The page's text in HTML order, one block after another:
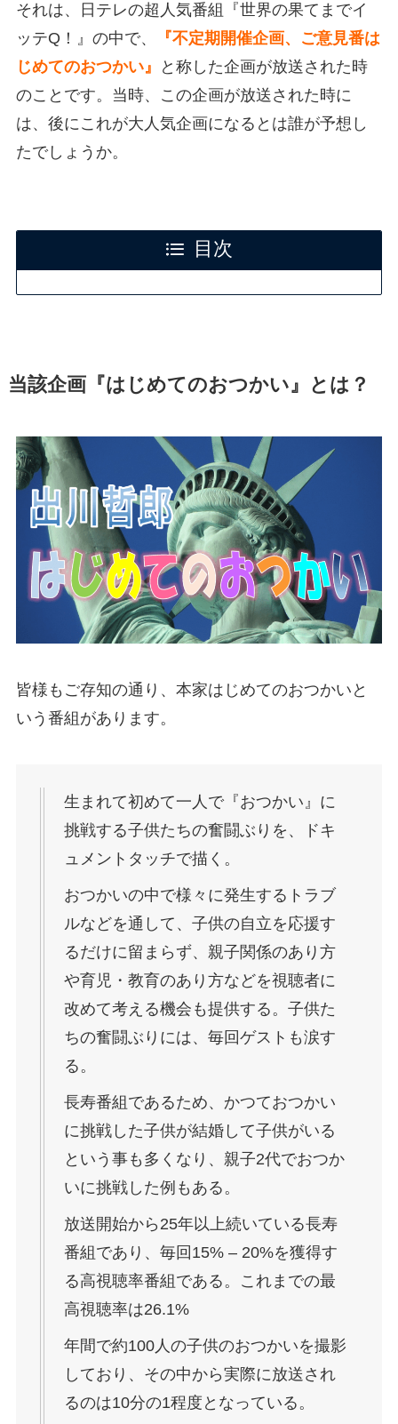
それは、日テレの超人気番組『世界の果てまでイ
ッテQ！』の中で、
『不定期開催企画、ご意見番は
じめてのおつかい』
と称した企画が放送された時
のことです。当時、この企画が放送された時に
は、後にこれが大人気企画になるとは誰が予想し
たでしょうか。
目次
当該企画『はじめてのおつかい』とは？
皆様もご存知の通り、本家はじめてのおつかいと
いう番組があります。
生まれて初めて一人で『おつかい』に
挑戦する子供たちの奮闘ぶりを、ドキ
ュメントタッチで描く。
おつかいの中で様々に発生するトラブ
ルなどを通して、子供の自立を応援す
るだけに留まらず、親子関係のあり方
や育児・教育のあり方などを視聴者に
改めて考える機会も提供する。子供た
ちの奮闘ぶりには、毎回ゲストも涙す
る。
長寿番組であるため、かつておつかい
に挑戦した子供が結婚して子供がいる
という事も多くなり、親子2代でおつか
いに挑戦した例もある。
放送開始から25年以上続いている長寿
番組であり、毎回15% – 20%を獲得す
る高視聴率番組である。これまでの最
高視聴率は26.1%
年間で約100人の子供のおつかいを撮影
しており、その中から実際に放送され
るのは10分の1程度となっている。